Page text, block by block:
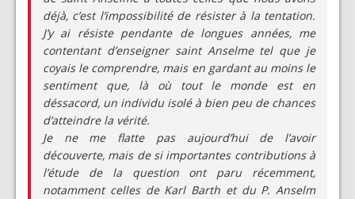
déjà, c’est l’impossibilité de résister à la tentation.
J’y ai résiste pendante de longues années, me
contentant d’enseigner saint Anselme tel que je
coyais le comprendre, mais en gardant au moins le
sentiment que, là où tout le monde est en
déssacord, un individu isolé à bien peu de chances
d’atteindre la vérité.
Je ne me flatte pas aujourd’hui de l’avoir
découverte, mais de si importantes contributions à
l’étude de la question ont paru récemment,
notamment celles de Karl Barth et du P. Anselm